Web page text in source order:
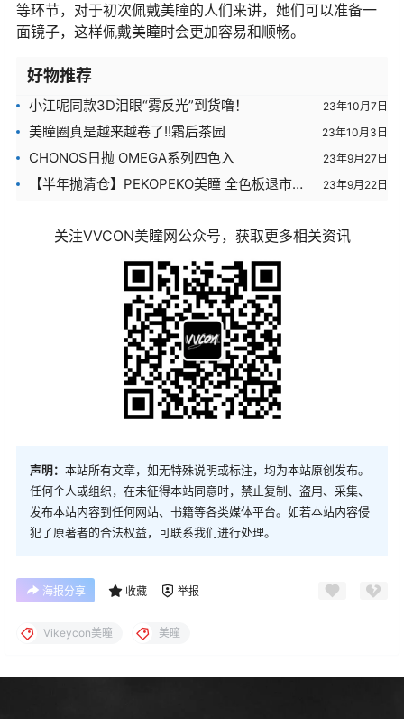
等环节，对于初次佩戴美瞳的人们来讲，她们可以准备一
面镜子，这样佩戴美瞳时会更加容易和顺畅。
好物推荐
小江呢同款3D泪眼“雾反光”到货噜！ 23年10月7日
美瞳圈真是越来越卷了!!霜后茶园 23年10月3日
CHONOS日抛 OMEGA系列四色入 23年9月27日
【半年抛清仓】PEKOPEKO美瞳 全色板退市清
23年9月22日
关注VVCON美瞳网公众号，获取更多相关资讯
声明： 本站所有文章，如无特殊说明或标注，均为本站原创发布。
任何个人或组织，在未征得本站同意时，禁止复制、盗用、采集、
发布本站内容到任何网站、书籍等各类媒体平台。如若本站内容侵
犯了原著者的合法权益，可联系我们进行处理。
海报分享 收藏 举报
Vikeycon美瞳 美瞳